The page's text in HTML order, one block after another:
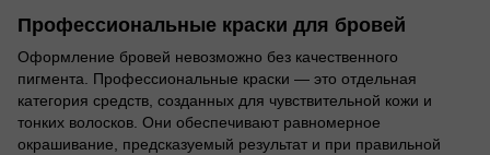
Профессиональные краски для бровей
Оформление бровей невозможно без качественного
пигмента. Профессиональные краски — это отдельная
категория средств, созданных для чувствительной кожи и
тонких волосков. Они обеспечивают равномерное
окрашивание, предсказуемый результат и при правильной